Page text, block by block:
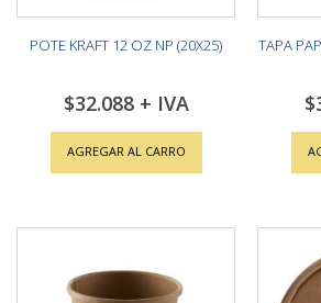
POTE KRAFT 12 OZ NP (20X25)
$32.088
AGREGAR AL CARRO
TAPA